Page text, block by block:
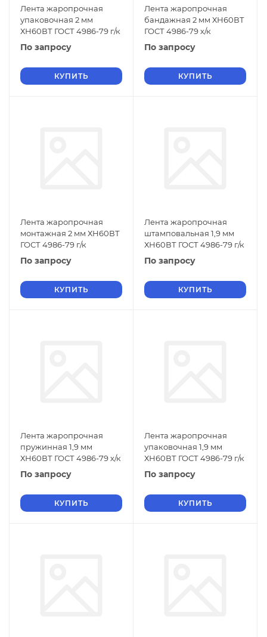
Лента жаропрочная
упаковочная 2 мм
ХН60ВТ ГОСТ 4986-79 г/к
По запросу
КУПИТЬ
Лента жаропрочная
бандажная 2 мм ХН60ВТ
ГОСТ 4986-79 х/к
По запросу
КУПИТЬ
Лента жаропрочная
монтажная 2 мм ХН60ВТ
ГОСТ 4986-79 г/к
По запросу
КУПИТЬ
Лента жаропрочная
штамповальная 1,9 мм
ХН60ВТ ГОСТ 4986-79 г/к
По запросу
КУПИТЬ
Лента жаропрочная
пружинная 1,9 мм
ХН60ВТ ГОСТ 4986-79 х/к
По запросу
КУПИТЬ
Лента жаропрочная
упаковочная 1,9 мм
ХН60ВТ ГОСТ 4986-79 г/к
По запросу
КУПИТЬ